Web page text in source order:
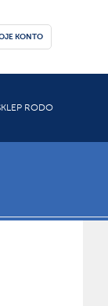
KONTO
RODO